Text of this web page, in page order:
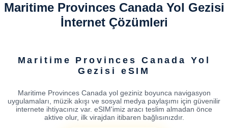
Maritime Provinces Canada Yol Gezisi
İnternet Çözümleri
Maritime Provinces Canada Yol
Gezisi eSIM
Maritime Provinces Canada yol geziniz boyunca navigasyon
uygulamaları, müzik akışı ve sosyal medya paylaşımı için güvenilir
internete ihtiyacınız var. eSIM'imiz aracı teslim almadan önce
aktive olur, ilk virajdan itibaren bağlısınızdır.